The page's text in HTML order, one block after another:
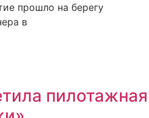
прошло на берегу
в
пилотажная